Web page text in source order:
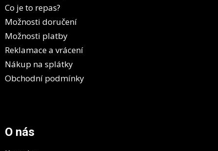
Co je to repas?
Možnosti doručení
Možnosti platby
Reklamace a vrácení
Nákup na splátky
Obchodní podmínky
O nás